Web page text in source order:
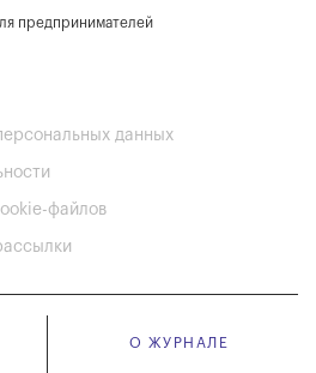
предпринимателей
данных
файлов
О ЖУРНАЛЕ